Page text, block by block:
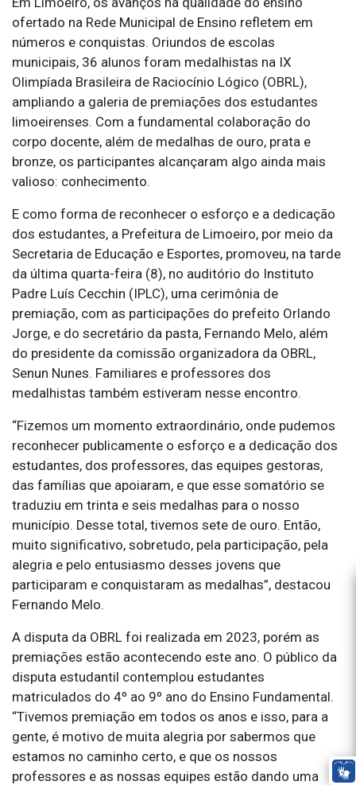
ofertado na Rede Municipal de Ensino refletem em
números e conquistas. Oriundos de escolas
municipais, 36 alunos foram medalhistas na IX
Olimpíada Brasileira de Raciocínio Lógico (OBRL),
ampliando a galeria de premiações dos estudantes
limoeirenses. Com a fundamental colaboração do
corpo docente, além de medalhas de ouro, prata e
bronze, os participantes alcançaram algo ainda mais
valioso: conhecimento.
E como forma de reconhecer o esforço e a dedicação
dos estudantes, a Prefeitura de Limoeiro, por meio da
Secretaria de Educação e Esportes, promoveu, na tarde
da última quarta-feira (8), no auditório do Instituto
Padre Luís Cecchin (IPLC), uma cerimônia de
premiação, com as participações do prefeito Orlando
Jorge, e do secretário da pasta, Fernando Melo, além
do presidente da comissão organizadora da OBRL,
Senun Nunes. Familiares e professores dos
medalhistas também estiveram nesse encontro.
“Fizemos um momento extraordinário, onde pudemos
reconhecer publicamente o esforço e a dedicação dos
estudantes, dos professores, das equipes gestoras,
das famílias que apoiaram, e que esse somatório se
traduziu em trinta e seis medalhas para o nosso
município. Desse total, tivemos sete de ouro. Então,
muito significativo, sobretudo, pela participação, pela
alegria e pelo entusiasmo desses jovens que
participaram e conquistaram as medalhas”, destacou
Fernando Melo.
A disputa da OBRL foi realizada em 2023, porém as
premiações estão acontecendo este ano. O público da
disputa estudantil contemplou estudantes
matriculados do 4º ao 9º ano do Ensino Fundamental.
“Tivemos premiação em todos os anos e isso, para a
gente, é motivo de muita alegria por sabermos que
estamos no caminho certo, e que os nossos
professores e as nossas equipes estão dando uma